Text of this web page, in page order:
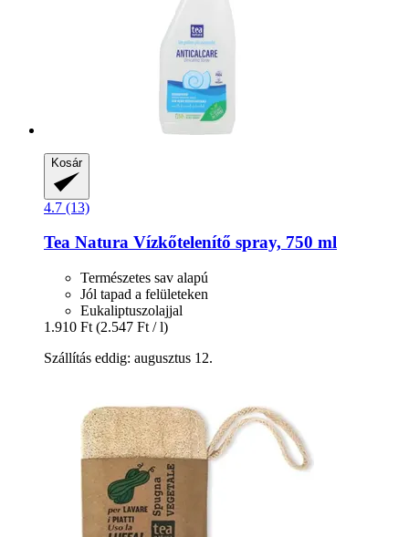
Kosár
4.7 (13)
Tea Natura Vízkőtelenítő spray, 750 ml
Természetes sav alapú
Jól tapad a felületeken
Eukaliptuszolajjal
1.910 Ft (2.547 Ft / l)
Szállítás eddig: augusztus 12.